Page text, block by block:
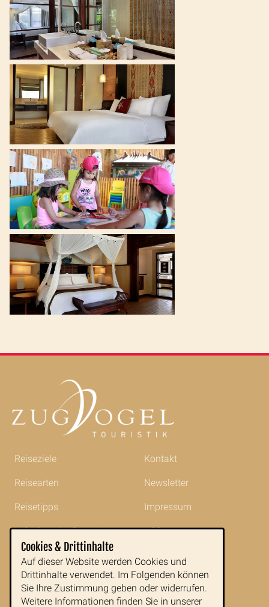
Reiseziele
Reisearten
Reisetipps
Indochina im Portrait
Blog
Kontakt
Newsletter
Impressum
AGB
Zugvogeltouristik GmbH
Buchfeldgasse 16
Cookies & Drittinhalte
Auf dieser Website werden Cookies und
Drittinhalte verwendet. Im Folgenden können
Sie Ihre Zustimmung geben oder widerrufen.
Weitere Informationen finden Sie in unserer